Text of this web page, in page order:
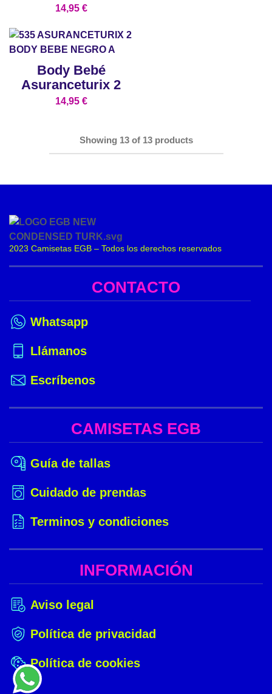
14,95 €
Body Bebé
Asuranceturix 2
14,95 €
Showing 13 of 13 products
2023 Camisetas EGB – Todos los derechos reservados
¿NECESITAS
CONTACTO
Whatsapp
Llámanos
Escríbenos
CAMISETAS EGB
Guía de tallas
Cuidado de prendas
Terminos y condiciones
INFORMACIÓN
Aviso legal
Política de privacidad
Política de cookies